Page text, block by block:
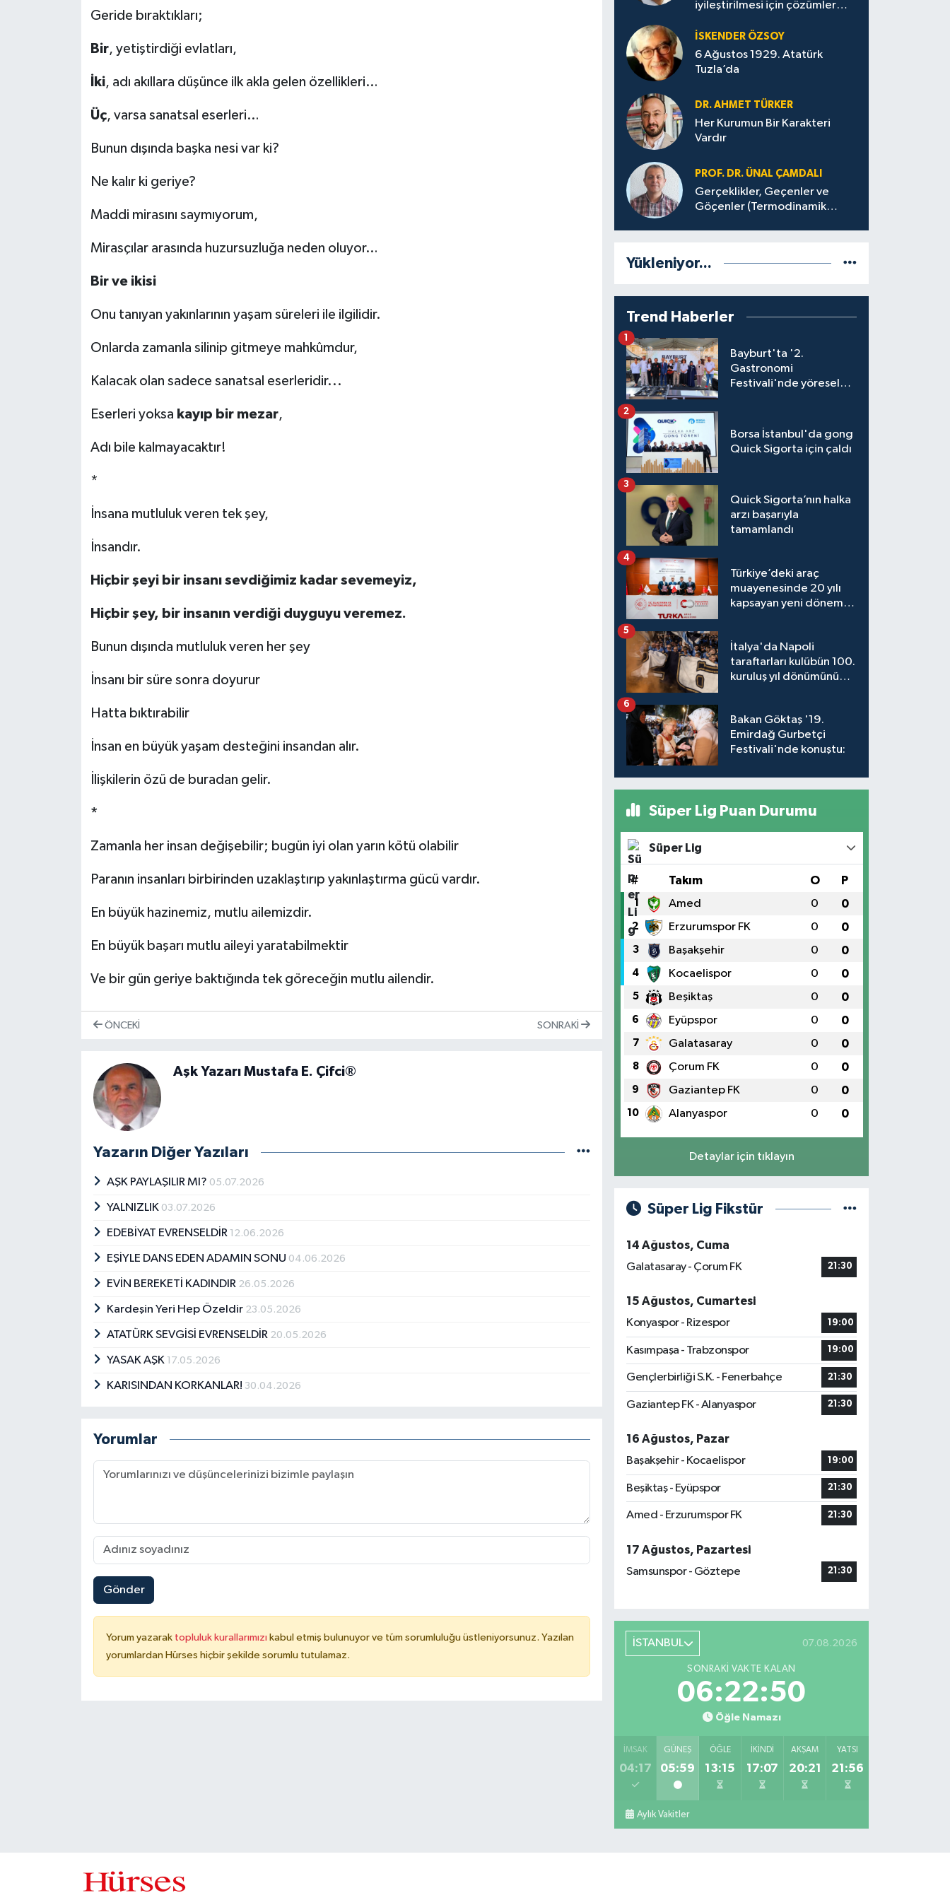
Geride bıraktıkları;
Bir, yetiştirdiği evlatları,
İki, adı akıllara düşünce ilk akla gelen özellikleri…
Üç, varsa sanatsal eserleri…
Bunun dışında başka nesi var ki?
Ne kalır ki geriye?
Maddi mirasını saymıyorum,
Mirasçılar arasında huzursuzluğa neden oluyor…
Bir ve ikisi
Onu tanıyan yakınlarının yaşam süreleri ile ilgilidir.
Onlarda zamanla silinip gitmeye mahkûmdur,
Kalacak olan sadece sanatsal eserleridir...
Eserleri yoksa kayıp bir mezar,
Adı bile kalmayacaktır!
*
İnsana mutluluk veren tek şey,
İnsandır.
Hiçbir şeyi bir insanı sevdiğimiz kadar sevemeyiz,
Hiçbir şey, bir insanın verdiği duyguyu veremez.
Bunun dışında mutluluk veren her şey
İnsanı bir süre sonra doyurur
Hatta bıktırabilir
İnsan en büyük yaşam desteğini insandan alır.
İlişkilerin özü de buradan gelir.
*
Zamanla her insan değişebilir; bugün iyi olan yarın kötü olabilir
Paranın insanları birbirinden uzaklaştırıp yakınlaştırma gücü vardır.
En büyük hazinemiz, mutlu ailemizdir.
En büyük başarı mutlu aileyi yaratabilmektir
Ve bir gün geriye baktığında tek göreceğin mutlu ailendir.
ÖNCEKI SONRAKI
Aşk Yazarı Mustafa E. Çifci®
Yazarın Diğer Yazıları
AŞK PAYLAŞILIR MI? 05.07.2026
YALNIZLIK 03.07.2026
EDEBİYAT EVRENSELDİR 12.06.2026
EŞİYLE DANS EDEN ADAMIN SONU 04.06.2026
EVİN BEREKETİ KADINDIR 26.05.2026
Kardeşin Yeri Hep Özeldir 23.05.2026
ATATÜRK SEVGİSİ EVRENSELDİR 20.05.2026
YASAK AŞK 17.05.2026
KARISINDAN KORKANLAR! 30.04.2026
Yorumlar
Gönder
Yorum yazarak topluluk kurallarımızı kabul etmiş bulunuyor ve tüm sorumluluğu üstleniyorsunuz. Yazılan
yorumlardan Hürses hiçbir şekilde sorumlu tutulamaz.
iyileştirilmesi için çözümler
İSKENDER ÖZSOY
6 Ağustos 1929. Atatürk
Tuzla’da
DR. AHMET TÜRKER
Her Kurumun Bir Karakteri
Vardır
PROF. DR. ÜNAL ÇAMDALI
Gerçeklikler, Geçenler ve
Göçenler (Termodinamik
Yükleniyor...
Trend Haberler
Bayburt'ta '2.
Gastronomi
Festivali'nde yöresel
1
Borsa İstanbul'da gong
Quick Sigorta için çaldı
2
Quick Sigorta’nın halka
arzı başarıyla
tamamlandı
3
Türkiye’deki araç
muayenesinde 20 yılı
kapsayan yeni dönem
4
İtalya'da Napoli
taraftarları kulübün 100.
kuruluş yıl dönümünü
5
Bakan Göktaş '19.
Emirdağ Gurbetçi
Festivali'nde konuştu:
6
Süper Lig Puan Durumu
Süper Lig
# Takım O P
1 Amed 0 0
2 Erzurumspor FK 0 0
3 Başakşehir 0 0
4 Kocaelispor 0 0
5 Beşiktaş 0 0
6 Eyüpspor 0 0
7 Galatasaray 0 0
8 Çorum FK 0 0
9 Gaziantep FK 0 0
10 Alanyaspor 0 0
Detaylar için tıklayın
Süper Lig Fikstür
14 Ağustos, Cuma
Galatasaray - Çorum FK
21:30
15 Ağustos, Cumartesi
Konyaspor - Rizespor
19:00
Kasımpaşa - Trabzonspor 19:00
Gençlerbirliği S.K. - Fenerbahçe 21:30
Gaziantep FK - Alanyaspor 21:30
16 Ağustos, Pazar
Başakşehir - Kocaelispor
19:00
Beşiktaş - Eyüpspor 21:30
Amed - Erzurumspor FK 21:30
17 Ağustos, Pazartesi
Samsunspor - Göztepe
21:30
İSTANBUL 07.08.2026
SONRAKI VAKTE KALAN
06:22:49
Öğle Namazı
İMSAK
04:17
GÜNEŞ
05:59
ÖĞLE
13:15
İKINDI
17:07
AKŞAM
20:21
YATSI
21:56
Aylık Vakitler